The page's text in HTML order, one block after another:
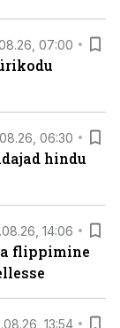
07:00
06:30
hindu
14:06
flippimine
13:54